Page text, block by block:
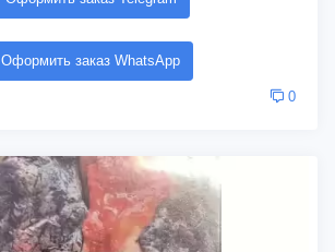
Оформить заказ WhatsApp
0